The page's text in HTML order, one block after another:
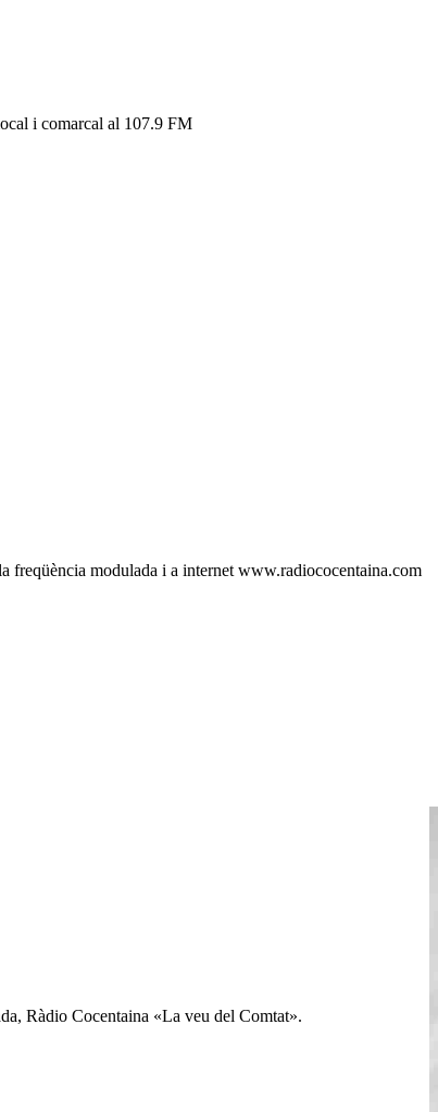
i comarcal al 107.9 FM
freqüència modulada i a internet www.radiococentaina.com
Ràdio Cocentaina «La veu del Comtat».